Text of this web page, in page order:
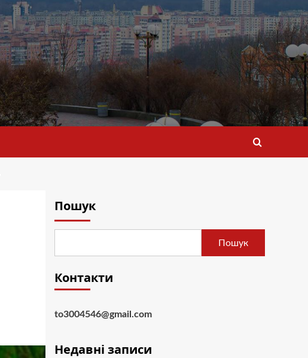
Пошук
Пошук
Контакти
to3004546@gmail.com
Недавні записи